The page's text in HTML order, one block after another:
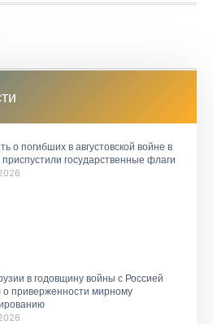
о погибших в августовской войне в
приспустили государственные флаги
в годовщину войны с Россией
о приверженности мирному